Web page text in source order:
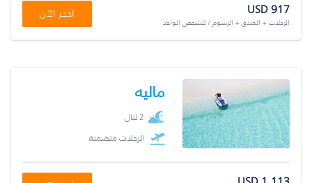
USD 917
الرحلات + الفندق + الرسوم / للشخص الواحد
احجز الآن
ماليه
2 ليال
الرحلات متضمنة